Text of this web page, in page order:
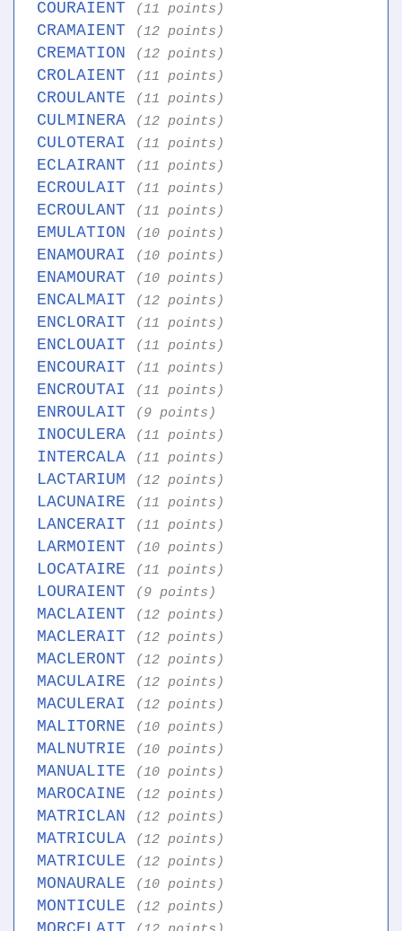
COURAIENT (11 points)
CRAMAIENT (12 points)
CREMATION (12 points)
CROLAIENT (11 points)
CROULANTE (11 points)
CULMINERA (12 points)
CULOTERAI (11 points)
ECLAIRANT (11 points)
ECROULAIT (11 points)
ECROULANT (11 points)
EMULATION (10 points)
ENAMOURAI (10 points)
ENAMOURAT (10 points)
ENCALMAIT (12 points)
ENCLORAIT (11 points)
ENCLOUAIT (11 points)
ENCOURAIT (11 points)
ENCROUTAI (11 points)
ENROULAIT (9 points)
INOCULERA (11 points)
INTERCALA (11 points)
LACTARIUM (12 points)
LACUNAIRE (11 points)
LANCERAIT (11 points)
LARMOIENT (10 points)
LOCATAIRE (11 points)
LOURAIENT (9 points)
MACLAIENT (12 points)
MACLERAIT (12 points)
MACLERONT (12 points)
MACULAIRE (12 points)
MACULERAI (12 points)
MALITORNE (10 points)
MALNUTRIE (10 points)
MANUALITE (10 points)
MAROCAINE (12 points)
MATRICLAN (12 points)
MATRICULA (12 points)
MATRICULE (12 points)
MONAURALE (10 points)
MONTICULE (12 points)